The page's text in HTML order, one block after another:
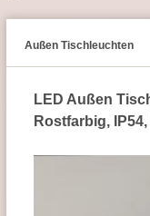
Außen Tischleuchten
LED Außen
Rostfarbig,